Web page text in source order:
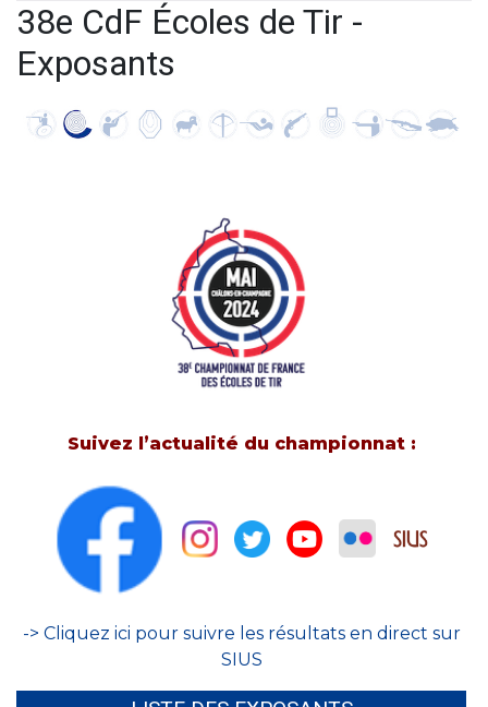
38e CdF Écoles de Tir -
Exposants
Suivez l’actualité du championnat :
-> Cliquez ici pour suivre les résultats en direct sur
SIUS